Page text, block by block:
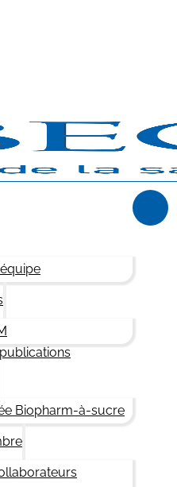
Biopharm-à-sucre